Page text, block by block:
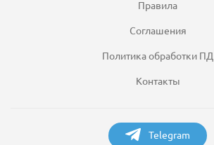
Правила
Соглашения
Политика обработки ПД
Контакты
Telegram